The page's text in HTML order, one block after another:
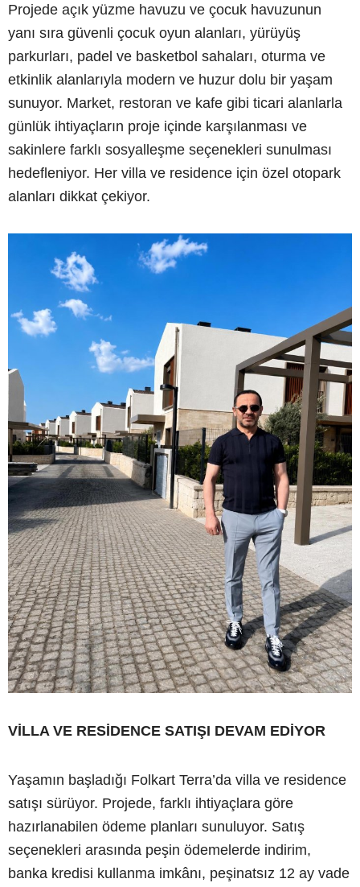
Projede açık yüzme havuzu ve çocuk havuzunun
yanı sıra güvenli çocuk oyun alanları, yürüyüş
parkurları, padel ve basketbol sahaları, oturma ve
etkinlik alanlarıyla modern ve huzur dolu bir yaşam
sunuyor. Market, restoran ve kafe gibi ticari alanlarla
günlük ihtiyaçların proje içinde karşılanması ve
sakinlere farklı sosyalleşme seçenekleri sunulması
hedefleniyor. Her villa ve residence için özel otopark
alanları dikkat çekiyor.
VİLLA VE RESİDENCE SATIŞI DEVAM EDİYOR
Yaşamın başladığı Folkart Terra’da villa ve residence
satışı sürüyor. Projede, farklı ihtiyaçlara göre
hazırlanabilen ödeme planları sunuluyor. Satış
seçenekleri arasında peşin ödemelerde indirim,
banka kredisi kullanma imkânı, peşinatsız 12 ay vade